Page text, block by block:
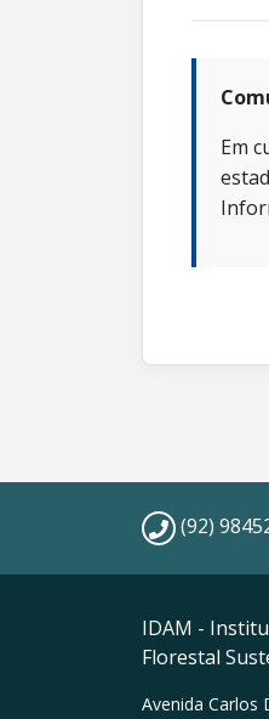
Em
(92)
IDAM -
Florestal
Avenida Carlos